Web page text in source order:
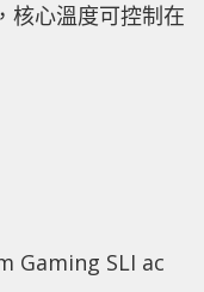
核心溫度可控制在
Gaming SLI ac